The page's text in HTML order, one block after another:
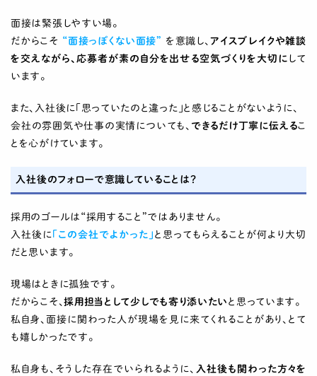
面接は緊張しやすい場。
だからこそ “面接っぽくない面接” を意識し、 アイスブレイクや雑談
を交えながら、応募者が素の自分を出せる空気づくりを大切に して
います。
また、入社後に「思っていたのと違った」と感じることがないように、
会社の雰囲気や仕事の実情についても、 できるだけ丁寧に伝えるこ
とを心がけています。
入社後のフォローで意識していることは？
採用のゴールは“採用すること”ではありません。
入社後に 「この会社でよかった」 と思ってもらえることが何より大切
だと思います。
現場はときに孤独です。
だからこそ、採用担当として少しでも寄り添いたい と思っています。
私自身、面接に関わった人が現場を見に来てくれることがあり、とて
も嬉しかったです。
私自身も、そうした存在でいられるように、 入社後も関わった方々を